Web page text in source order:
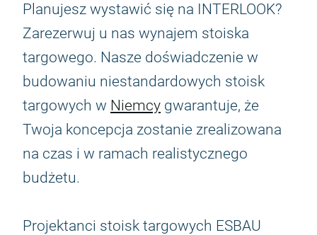
Planujesz wystawić się na INTERLOOK?
Zarezerwuj u nas wynajem stoiska
targowego. Nasze doświadczenie w
budowaniu niestandardowych stoisk
targowych w Niemcy gwarantuje, że
Twoja koncepcja zostanie zrealizowana
na czas i w ramach realistycznego
budżetu.
Projektanci stoisk targowych ESBAU